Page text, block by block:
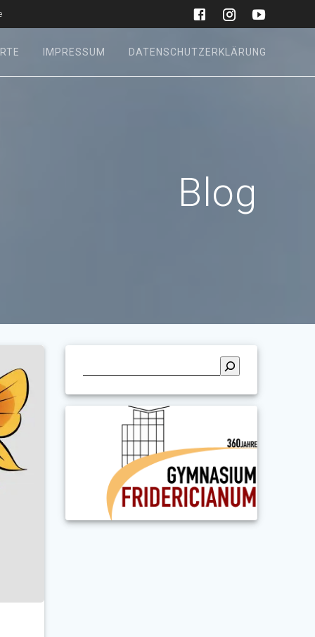
IMPRESSUM DATENSCHUTZERKLÄRUNG
Blog